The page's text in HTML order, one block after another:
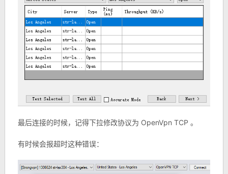
最后连接的时候，记得下拉修改协议为 OpenVpn TCP 。
有时候会报超时这种错误：